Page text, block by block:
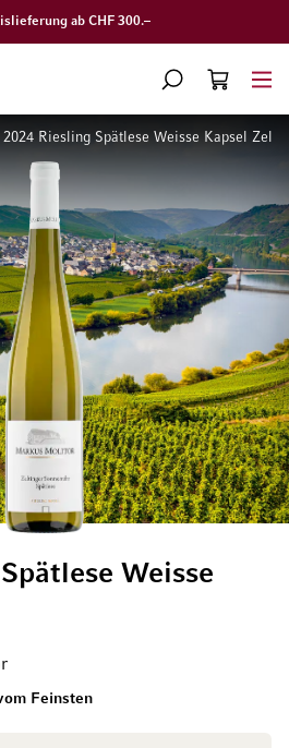
ab CHF 300.–
SUCHE
WARENKORB
2024 Riesling Spätlese Weisse Kapsel
Weisse
Feinsten
Ende der Bildgalerie springen